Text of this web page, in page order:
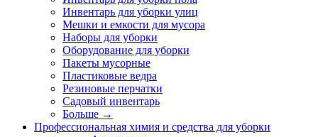
Инвентарь для уборки улиц
Мешки и емкости для мусора
Наборы для уборки
Оборудование для уборки
Пакеты мусорные
Пластиковые ведра
Резиновые перчатки
Садовый инвентарь
Больше →
Профессиональная химия и средства для уборки